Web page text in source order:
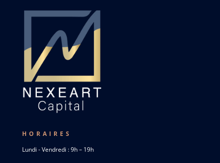
HORAIRES
Lundi - Vendredi : 9h – 19h